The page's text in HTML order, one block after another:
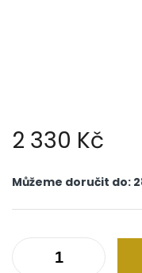
2 330 Kč
cena:
Můžeme doručit do: